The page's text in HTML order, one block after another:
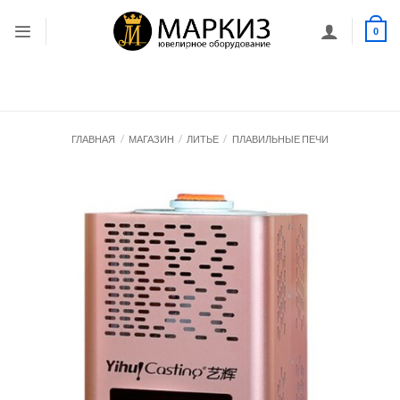
0
ГЛАВНАЯ / МАГАЗИН / ЛИТЬЕ / ПЛАВИЛЬНЫЕ ПЕЧИ